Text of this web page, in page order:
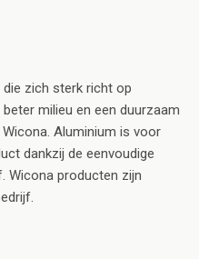
die zich sterk richt op
milieu en een duurzaam
Aluminium is voor
dankzij de eenvoudige
Wicona producten zijn